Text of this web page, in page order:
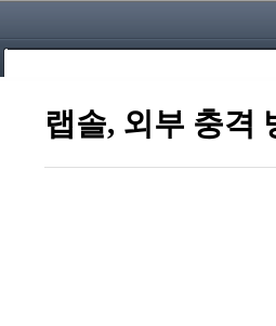
랩솔, 외부 충격